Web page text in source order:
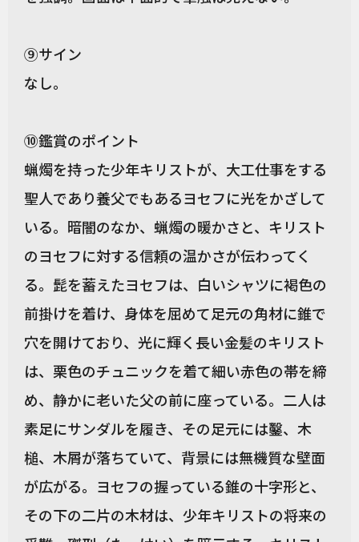
⑨サイン
なし。
⑩鑑賞のポイント
蝋燭を持った少年キリストが、大工仕事をする
聖人であり養父でもあるヨセフに光をかざして
いる。暗闇のなか、蝋燭の暖かさと、キリスト
のヨセフに対する信頼の温かさが伝わってく
る。髭を蓄えたヨセフは、白いシャツに褐色の
前掛けを着け、身体を屈めて足元の角材に錐で
穴を開けており、光に輝く長い金髪のキリスト
は、栗色のチュニックを着て細い赤色の帯を締
め、静かに老いた父の前に座っている。二人は
素足にサンダルを履き、その足元には鑿、木
槌、木屑が落ちていて、背景には無機質な壁面
が広がる。ヨセフの握っている錐の十字形と、
その下の二片の木材は、少年キリストの将来の